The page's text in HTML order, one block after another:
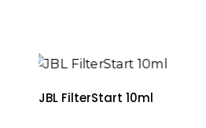
JBL FilterStart 10ml